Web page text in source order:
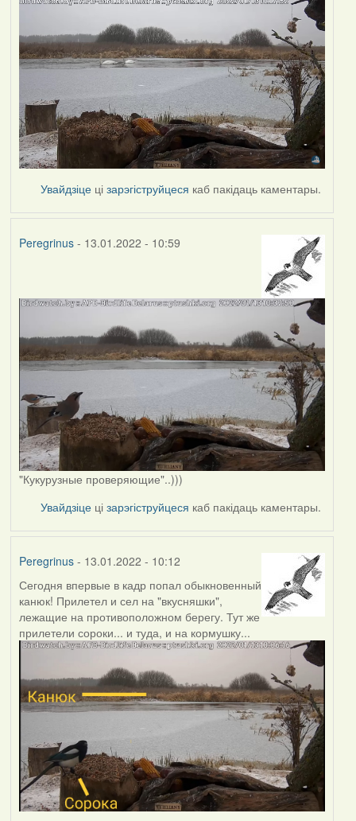
Увайдзіце цізарэгіструйцеся каб пакідаць каментары.
Peregrinus- 13.01.2022 - 10:59
"Кукурузные проверяющие"..)))
Увайдзіце цізарэгіструйцеся каб пакідаць каментары.
Peregrinus- 13.01.2022 - 10:12
Сегодня впервые в кадр попал обыкновенный
канюк! Прилетел и сел на "вкусняшки",
лежащие на противоположном берегу. Тут же
прилетели сороки... и туда, и на кормушку...